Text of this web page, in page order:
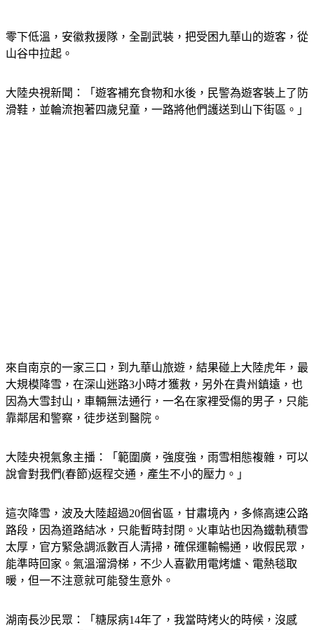
零下低溫，安徽救援隊，全副武裝，把受困九華山的遊客，從
山谷中拉起。
大陸央視新聞：「遊客補充食物和水後，民警為遊客裝上了防
滑鞋，並輪流抱著四歲兒童，一路將他們護送到山下街區。」
來自南京的一家三口，到九華山旅遊，結果碰上大陸虎年，最
大規模降雪，在深山迷路3小時才獲救，另外在貴州鎮遠，也
因為大雪封山，車輛無法通行，一名在家裡受傷的男子，只能
靠鄰居和警察，徒步送到醫院。
大陸央視氣象主播：「範圍廣，強度強，雨雪相態複雜，可以
說會對我們(春節)返程交通，產生不小的壓力。」
這次降雪，波及大陸超過20個省區，甘肅境內，多條高速公路
路段，因為道路結冰，只能暫時封閉。火車站也因為鐵軌積雪
太厚，官方緊急調派數百人清掃，確保運輸暢通，收假民眾，
能準時回家。氣溫溜滑梯，不少人喜歡用電烤爐、電熱毯取
暖，但一不注意就可能發生意外。
湖南長沙民眾：「糖尿病14年了，我當時烤火的時候，沒感